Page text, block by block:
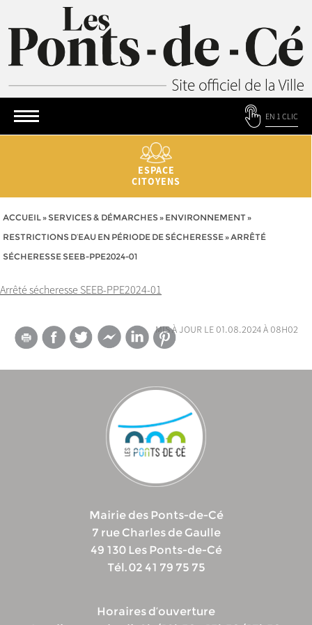
EN 1 CLIC
ESPACE
CITOYENS
ACCUEIL» SERVICES & DÉMARCHES» ENVIRONNEMENT»
RESTRICTIONS D’EAU EN PÉRIODE DE SÉCHERESSE»ARRÊTÉ
SÉCHERESSE SEEB-PPE2024-01
Arrêté sécheresse SEEB-PPE2024-01
mis à jour le 01.08.2024 à 08h02
Mairie des Ponts-de-Cé
7 rue Charles de Gaulle
49 130 Les Ponts-de-Cé
Tél. 02 41 79 75 75
Horaires d’ouverture